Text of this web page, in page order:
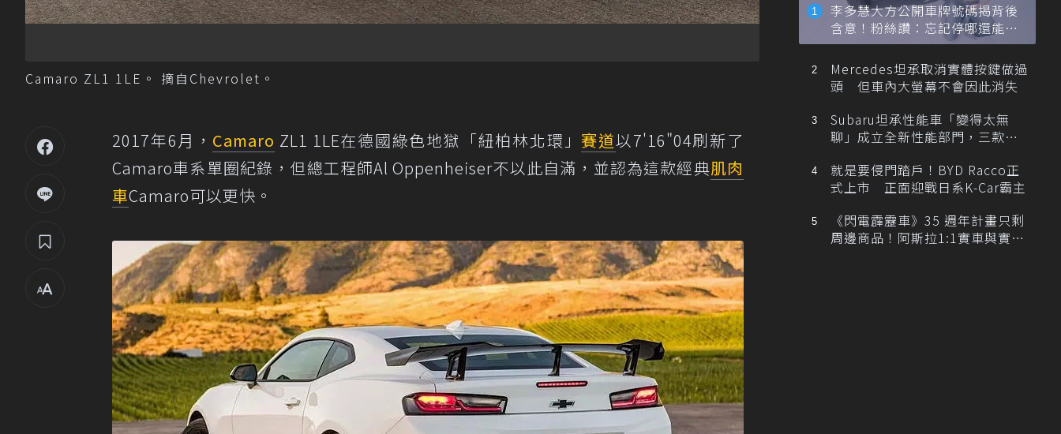
Camaro ZL1 1LE。 摘自Chevrolet。
2017年6月， Camaro ZL1 1LE在德國綠色地獄「紐柏林北環」 賽道以7'16"04刷新了
Camaro車系單圈紀錄，但總工程師Al Oppenheiser不以此自滿，並認為這款經典肌肉
車Camaro可以更快。
李多慧大方公開車牌號碼揭背後
含意！粉絲讚：忘記停哪還能幫
忙找車
Mercedes坦承取消實體按鍵做過
頭 但車內大螢幕不會因此消失
Subaru坦承性能車「變得太無
聊」成立全新性能部門，三款手
就是要侵門踏戶！BYD Racco正
式上市 正面迎戰日系K-Car霸主
《閃電霹靂車》35 週年計畫只剩
周邊商品！阿斯拉1:1實車與實體